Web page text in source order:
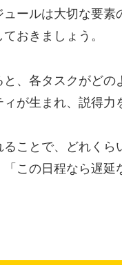
ールは大切な要
おきましょう。
、各タスクがどの
が生まれ、説得力
ことで、どれく
この日程なら遅